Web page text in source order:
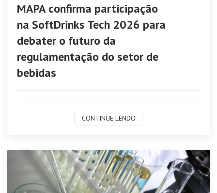
MAPA confirma participação
na SoftDrinks Tech 2026 para
debater o futuro da
regulamentação do setor de
bebidas
CONTINUE LENDO